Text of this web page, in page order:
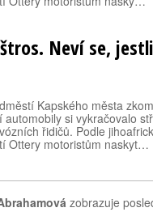
Neví se,
Kapského města
si vykračovalo
řidičů. Podle
Ottery motoristům naskyt…
zobrazuje